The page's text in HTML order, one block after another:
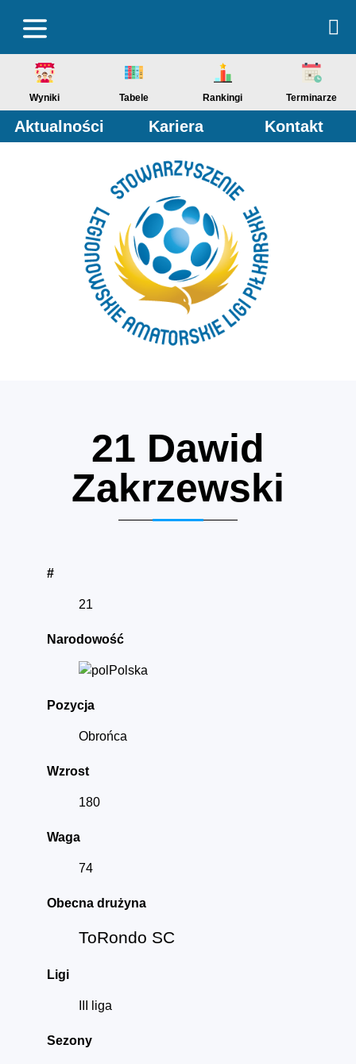
Wyniki Tabele Rankingi Terminarze
Aktualności Kariera Kontakt
21 Dawid
Zakrzewski
#
21
Narodowość
Polska
Pozycja
Obrońca
Wzrost
180
Waga
74
Obecna drużyna
ToRondo SC
Ligi
III liga
Sezony